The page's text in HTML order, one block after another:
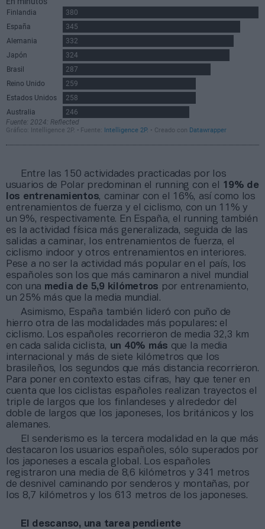
Entre las 150 actividades practicadas por los
usuarios de Polar predominan el running con el
19% de
los entrenamientos, caminar con el 16%, así como los
entrenamientos de fuerza y el ciclismo, con un 11% y
un 9%, respectivamente. En España, el running también
es la actividad física más generalizada, seguida de las
salidas a caminar, los entrenamientos de fuerza, el
ciclismo indoor y otros entrenamientos en interiores.
Pese a no ser la actividad más popular en el país, los
españoles son los que más caminaron a nivel mundial
con una media de 5,9 kilómetros por entrenamiento,
un 25% más que la media mundial.
Asimismo, España también lideró con puño de
hierro otra de las modalidades más populares: el
ciclismo. Los españoles recorrieron de media 32,3 km
en cada salida ciclista, un 40% más que la media
internacional y más de siete kilómetros que los
brasileños, los segundos que más distancia recorrieron.
Para poner en contexto estas cifras, hay que tener en
cuenta que los ciclistas españoles realizan trayectos el
triple de largos que los finlandeses y alrededor del
doble de largos que los japoneses, los británicos y los
alemanes.
El senderismo es la tercera modalidad en la que más
destacaron los usuarios españoles, sólo superados por
los japoneses a escala global. Los españoles
registraron una media de 8,6 kilómetros y 341 metros
de desnivel caminando por senderos y montañas, por
los 8,7 kilómetros y los 613 metros de los japoneses.
El descanso, una tarea pendiente